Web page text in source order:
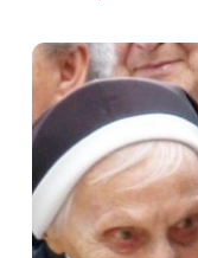
Image